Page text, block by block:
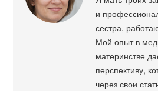
и
сестра,
Мой опыт в
материнстве
перспективу,
через свои